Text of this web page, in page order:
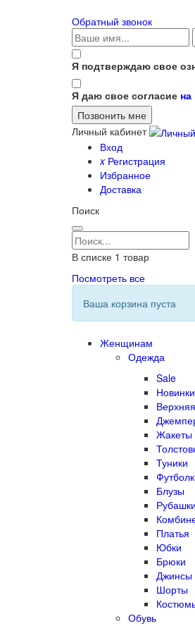
Обратный звонок
Я подтверждаю свое
Я даю свое согласие
Личный кабинет
Вход
xРегистрация
Избранное
Доставка
Поиск
В списке 1 товар
Посмотреть все
Ваша корзина пуста
Женщинам
Одежда
Sale
Новинки
Жакеты
Туники
Блузы
Рубашки
Платья
Юбки
Брюки
Джинсы
Шорты
Обувь